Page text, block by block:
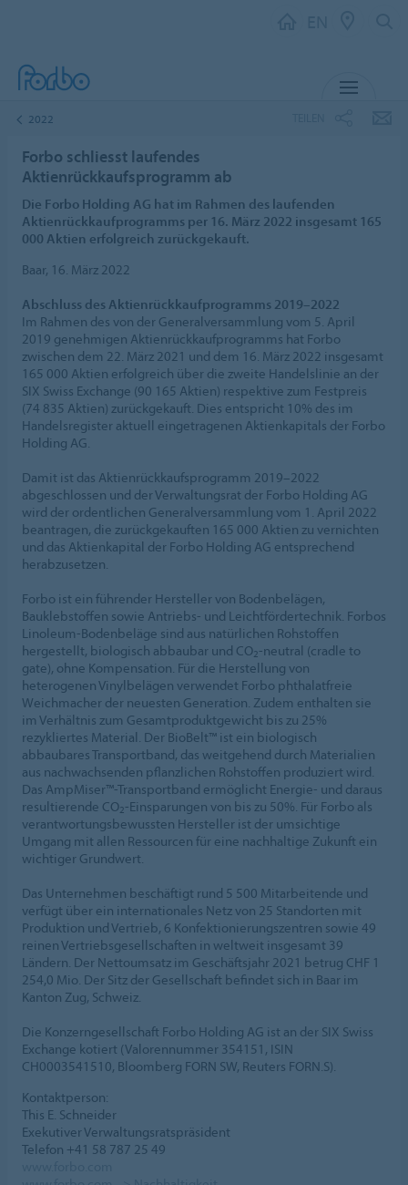
2022
Forbo schliesst laufendes
Aktienrückkaufsprogramm ab
Die Forbo Holding AG hat im Rahmen des laufenden
Aktienrückkaufprogramms per 16. März 2022 insgesamt 165
000 Aktien erfolgreich zurückgekauft.
Baar, 16. März 2022
Abschluss des Aktienrückkaufprogramms 2019–2022
Im Rahmen des von der Generalversammlung vom 5. April
2019 genehmigen Aktienrückkaufprogramms hat Forbo
zwischen dem 22. März 2021 und dem 16. März 2022 insgesamt
165 000 Aktien erfolgreich über die zweite Handelslinie an der
SIX Swiss Exchange (90 165 Aktien) respektive zum Festpreis
(74 835 Aktien) zurückgekauft. Dies entspricht 10% des im
Handelsregister aktuell eingetragenen Aktienkapitals der Forbo
Holding AG.
Damit ist das Aktienrückkaufsprogramm 2019–2022
abgeschlossen und der Verwaltungsrat der Forbo Holding AG
wird der ordentlichen Generalversammlung vom 1. April 2022
beantragen, die zurückgekauften 165 000 Aktien zu vernichten
und das Aktienkapital der Forbo Holding AG entsprechend
herabzusetzen.
Forbo ist ein führender Hersteller von Bodenbelägen,
Bauklebstoffen sowie Antriebs- und Leichtfördertechnik. Forbos
Linoleum-Bodenbeläge sind aus natürlichen Rohstoffen
hergestellt, biologisch abbaubar und CO2-neutral (cradle to
gate), ohne Kompensation. Für die Herstellung von
heterogenen Vinylbelägen verwendet Forbo phthalatfreie
Weichmacher der neuesten Generation. Zudem enthalten sie
im Verhältnis zum Gesamtproduktgewicht bis zu 25%
rezykliertes Material. Der BioBelt™ ist ein biologisch
abbaubares Transportband, das weitgehend durch Materialien
aus nachwachsenden pflanzlichen Rohstoffen produziert wird.
Das AmpMiser™-Transportband ermöglicht Energie- und daraus
resultierende CO2-Einsparungen von bis zu 50%. Für Forbo als
verantwortungsbewussten Hersteller ist der umsichtige
Umgang mit allen Ressourcen für eine nachhaltige Zukunft ein
wichtiger Grundwert.
Das Unternehmen beschäftigt rund 5 500 Mitarbeitende und
verfügt über ein internationales Netz von 25 Standorten mit
Produktion und Vertrieb, 6 Konfektionierungszentren sowie 49
reinen Vertriebsgesellschaften in weltweit insgesamt 39
Ländern. Der Nettoumsatz im Geschäftsjahr 2021 betrug CHF 1
254,0 Mio. Der Sitz der Gesellschaft befindet sich in Baar im
Kanton Zug, Schweiz.
Die Konzerngesellschaft Forbo Holding AG ist an der SIX Swiss
Exchange kotiert (Valorennummer 354151, ISIN
CH0003541510, Bloomberg FORN SW, Reuters FORN.S).
Kontaktperson:
This E. Schneider
Exekutiver Verwaltungsratspräsident
Telefon +41 58 787 25 49